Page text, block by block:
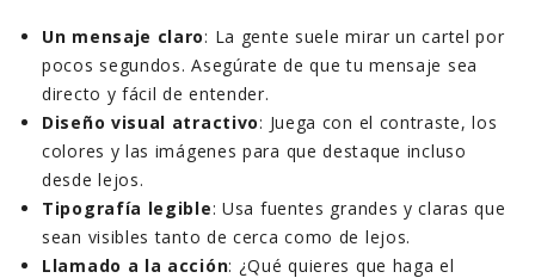
Un mensaje claro: La gente suele mirar un cartel por
pocos segundos. Asegúrate de que tu mensaje sea
directo y fácil de entender.
Diseño visual atractivo: Juega con el contraste, los
colores y las imágenes para que destaque incluso
desde lejos.
Tipografía legible: Usa fuentes grandes y claras que
sean visibles tanto de cerca como de lejos.
Llamado a la acción: ¿Qué quieres que haga el